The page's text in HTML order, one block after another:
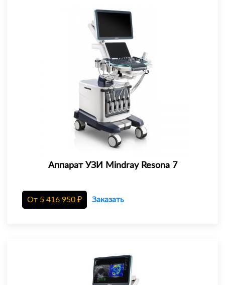
Аппарат УЗИ Mindray Resona 7
От 5 416 950 ₽ Заказать